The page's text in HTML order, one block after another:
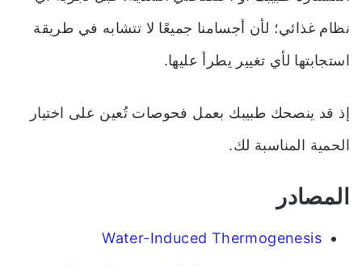
نظام غذائي؛ لأن أجسامنا جميعًا لا تتشابه في طريقة
استجابتها لأي تغيير يطرأ عليها.
إذ قد ينصحك طبيبك بعمل فحوصات تُعين على اختيار
الحمية المناسبة لك.
المصادر
Water-Induced Thermogenesis